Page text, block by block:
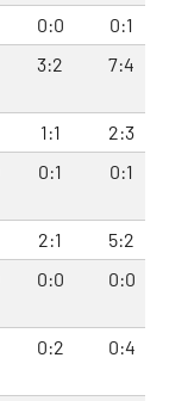
0:0
0:1
3:2 7:4
1:1
2:3
0:1 0:1
2:1
5:2
0:0 0:0
0:2 0:4